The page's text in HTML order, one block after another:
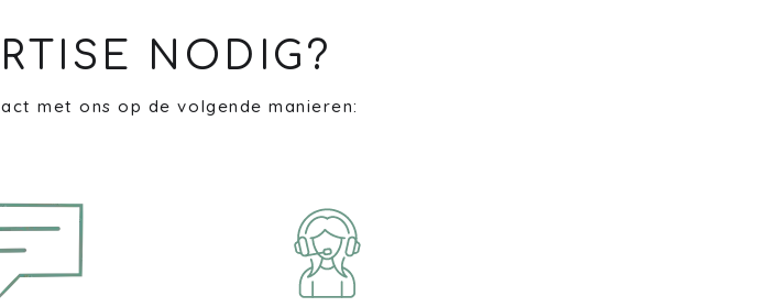
NODIG?
met ons op de volgende manieren: